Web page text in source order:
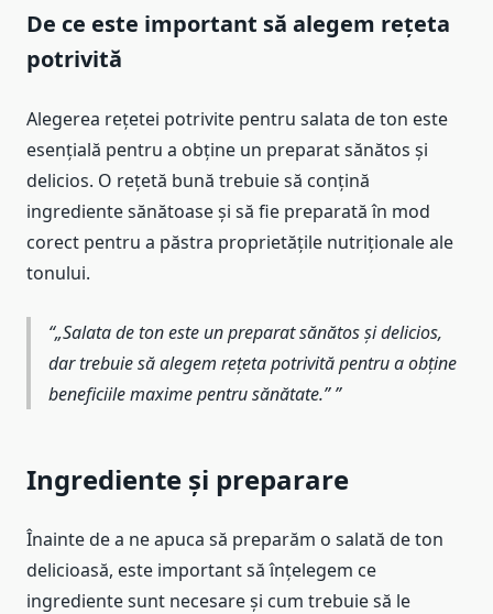
De ce este important să alegem rețeta
potrivită
Alegerea rețetei potrivite pentru salata de ton este
esențială pentru a obține un preparat sănătos și
delicios. O rețetă bună trebuie să conțină
ingrediente sănătoase și să fie preparată în mod
corect pentru a păstra proprietățile nutriționale ale
tonului.
„Salata de ton este un preparat sănătos și delicios,
dar trebuie să alegem rețeta potrivită pentru a obține
beneficiile maxime pentru sănătate.”
Ingrediente și preparare
Înainte de a ne apuca să preparăm o salată de ton
delicioasă, este important să înțelegem ce
ingrediente sunt necesare și cum trebuie să le